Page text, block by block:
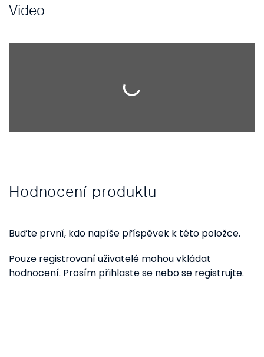
Video
Hodnocení produktu
Buďte první, kdo napíše příspěvek k této položce.
Pouze registrovaní uživatelé mohou vkládat
hodnocení. Prosím přihlaste se nebo se registrujte.